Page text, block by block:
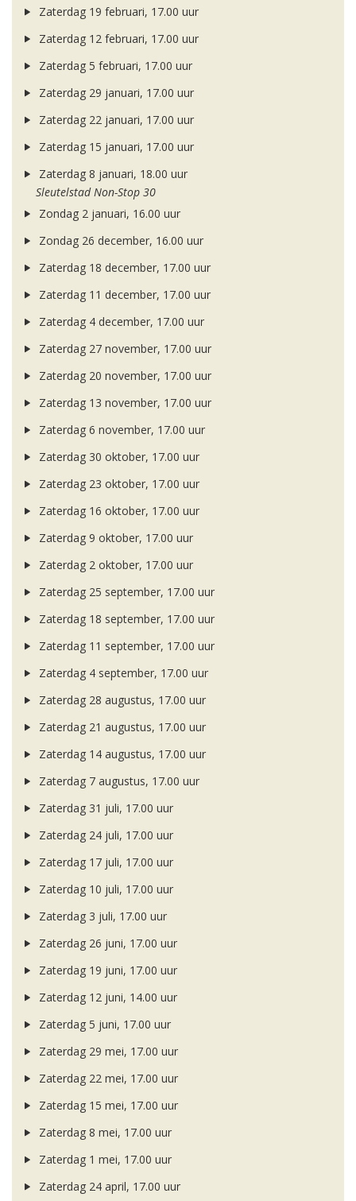
Zaterdag 19 februari, 17.00 uur
Zaterdag 12 februari, 17.00 uur
Zaterdag 5 februari, 17.00 uur
Zaterdag 29 januari, 17.00 uur
Zaterdag 22 januari, 17.00 uur
Zaterdag 15 januari, 17.00 uur
Zaterdag 8 januari, 18.00 uur
Sleutelstad Non-Stop 30
Zondag 2 januari, 16.00 uur
Zondag 26 december, 16.00 uur
Zaterdag 18 december, 17.00 uur
Zaterdag 11 december, 17.00 uur
Zaterdag 4 december, 17.00 uur
Zaterdag 27 november, 17.00 uur
Zaterdag 20 november, 17.00 uur
Zaterdag 13 november, 17.00 uur
Zaterdag 6 november, 17.00 uur
Zaterdag 30 oktober, 17.00 uur
Zaterdag 23 oktober, 17.00 uur
Zaterdag 16 oktober, 17.00 uur
Zaterdag 9 oktober, 17.00 uur
Zaterdag 2 oktober, 17.00 uur
Zaterdag 25 september, 17.00 uur
Zaterdag 18 september, 17.00 uur
Zaterdag 11 september, 17.00 uur
Zaterdag 4 september, 17.00 uur
Zaterdag 28 augustus, 17.00 uur
Zaterdag 21 augustus, 17.00 uur
Zaterdag 14 augustus, 17.00 uur
Zaterdag 7 augustus, 17.00 uur
Zaterdag 31 juli, 17.00 uur
Zaterdag 24 juli, 17.00 uur
Zaterdag 17 juli, 17.00 uur
Zaterdag 10 juli, 17.00 uur
Zaterdag 3 juli, 17.00 uur
Zaterdag 26 juni, 17.00 uur
Zaterdag 19 juni, 17.00 uur
Zaterdag 12 juni, 14.00 uur
Zaterdag 5 juni, 17.00 uur
Zaterdag 29 mei, 17.00 uur
Zaterdag 22 mei, 17.00 uur
Zaterdag 15 mei, 17.00 uur
Zaterdag 8 mei, 17.00 uur
Zaterdag 1 mei, 17.00 uur
Zaterdag 24 april, 17.00 uur